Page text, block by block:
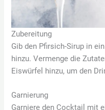
Zubereitung
Gib den Pfirsich-Sirup in
hinzu. Vermenge die
Eiswürfel hinzu, um den
Garnierung
Garniere den Cocktail mit